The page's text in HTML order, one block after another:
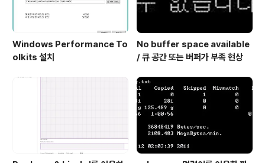
Windows Performance To
olkits 설치
No buffer space available
/ 큐 공간 또는 버퍼가 부족 현상